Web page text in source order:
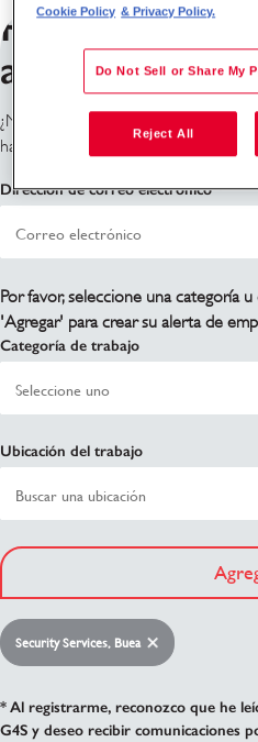
Regístrate
alertas de
¿No ves lo que estás buscando?
haya roles disponibles.
Dirección de correo electrónico
Por favor, seleccione una categoría
'Agregar' para crear su alerta de
Categoría de trabajo
Ubicación del trabajo
Security Services, Buea
* Al registrarme, reconozco que he
G4S y deseo recibir comunicaciones
Cookie Policy & Privacy Policy.
Do Not Sell or Share My
Reject All